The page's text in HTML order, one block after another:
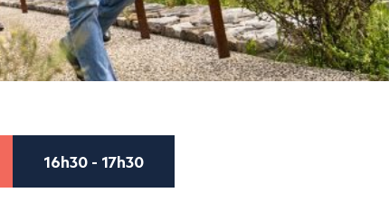
16h30 - 17h30